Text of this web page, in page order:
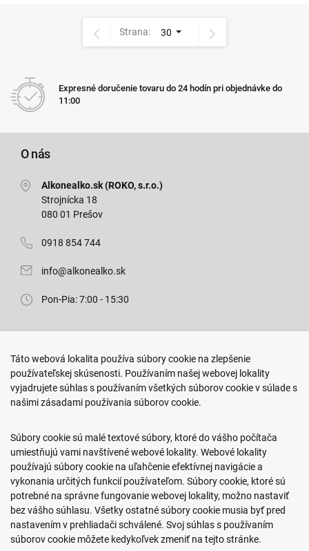
Strana: 30
Expresné doručenie tovaru do 24 hodín pri objednávke do
11:00
O nás
Alkonealko.sk (ROKO, s.r.o.)
Strojnícka 18
080 01 Prešov
0918 854 744
info@alkonealko.sk
Pon-Pia: 7:00 - 15:30
Arm. gen. Svobodu 23/A
080 01 Prešov
0917 466 578
sekcovpredajna@doroka.sk
Pon-Ned: 9:00 - 20:00
Podmienky nákupu
Táto webová lokalita používa súbory cookie na zlepšenie
používateľskej skúsenosti. Používaním našej webovej lokality
vyjadrujete súhlas s používaním všetkých súborov cookie v súlade s
našimi zásadami používania súborov cookie.
Súbory cookie sú malé textové súbory, ktoré do vášho počítača
umiestňujú vami navštívené webové lokality. Webové lokality
používajú súbory cookie na uľahčenie efektívnej navigácie a
vykonania určitých funkcií používateľom. Súbory cookie, ktoré sú
potrebné na správne fungovanie webovej lokality, možno nastaviť
bez vášho súhlasu. Všetky ostatné súbory cookie musia byť pred
nastavením v prehliadači schválené. Svoj súhlas s používaním
súborov cookie môžete kedykoľvek zmeniť na tejto stránke.